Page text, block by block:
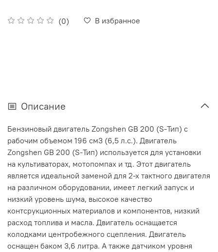
(0) В избранное
Описание
Бензиновый двигатель Zongshen GB 200 (S-Тип) с
рабочим объемом 196 см3 (6,5 л.с.). Двигатель
Zongshen GB 200 (S-Тип) используется для установки
на культиваторах, мотопомпах и тд. Этот двигатель
является идеальной заменой для 2-х тактного двигателя
на различном оборудовании, имеет легкий запуск и
низкий уровень шума, высокое качество
контсрукционных материалов и компонентов, низкий
расход топлива и масла. Двигатель оснащается
колодками центробежного сцепления. Двигатель
оснащен баком 3,6 литра. А также датчиком уровня